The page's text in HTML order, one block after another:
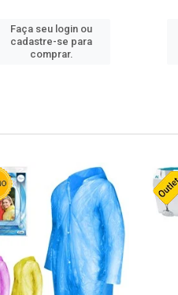
Faça seu login ou
cadastre-se para
comprar.